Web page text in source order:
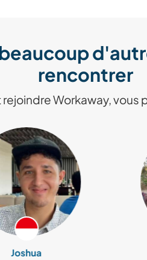
rencontrer
Workaway, vous